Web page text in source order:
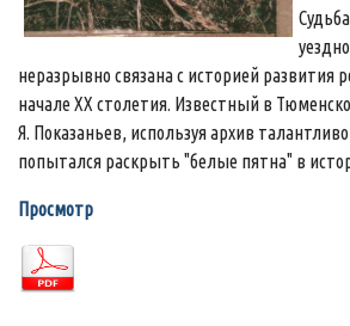
неразрывно связана с историей развития
начале ХХ столетия. Известный в
Я. Показаньев, используя архив
попытался раскрыть "белые пятна" в
Просмотр